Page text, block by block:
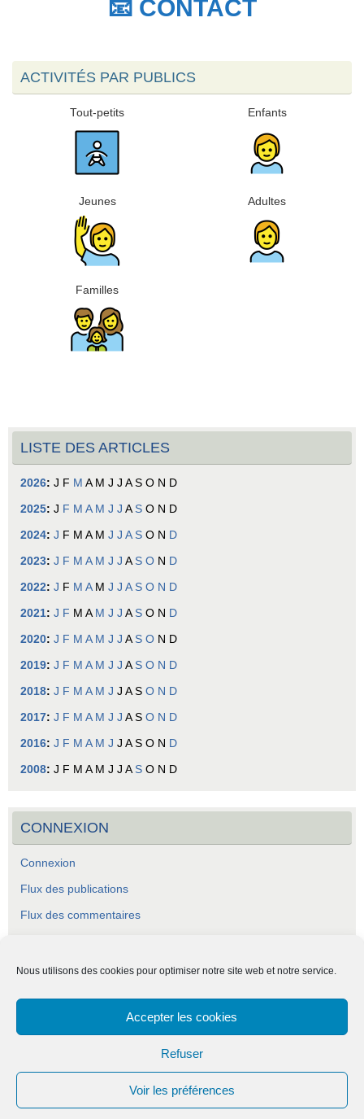
Nous utilisons des cookies pour optimiser notre site web et notre service.
Accepter les cookies
Refuser
Voir les préférences
📧 CONTACT
ACTIVITÉS PAR PUBLICS
Tout-petits Enfants
Jeunes Adultes
Familles
LISTE DES ARTICLES
2026: J F M A M J J A S O N D
2025: J F M A M J J A S O N D
2024: J F M A M J J A S O N D
2023: J F M A M J J A S O N D
2022: J F M A M J J A S O N D
2021: J F M A M J J A S O N D
2020: J F M A M J J A S O N D
2019: J F M A M J J A S O N D
2018: J F M A M J J A S O N D
2017: J F M A M J J A S O N D
2016: J F M A M J J A S O N D
2008: J F M A M J J A S O N D
CONNEXION
Connexion
Flux des publications
Flux des commentaires